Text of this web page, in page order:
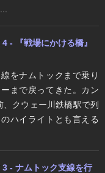
- 『戦場にかける橋』
をナムトックまで乗り
まで戻ってきた。カン
クウェー川鉄橋駅で列
ハイライトとも言える
- ナムトック支線を行